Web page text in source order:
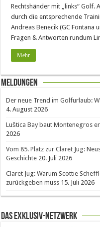
Rechtshänder mit „links“ Golf.
durch die entsprechende
Andreas Benecik (GC Fontana
Fragen & Antworten rundum
Mehr
Meldungen
Der neue Trend im Golfurlaub:
4. August 2026
Luštica Bay baut Montenegros
2026
Vom 85. Platz zur Claret Jug:
Geschichte 20. Juli 2026
Claret Jug: Warum Scottie
zurückgeben muss 15. Juli 2026
Das Exklusiv-Netzwerk